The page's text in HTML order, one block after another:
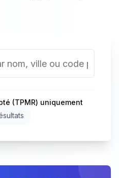
(TPMR) uniquement
s